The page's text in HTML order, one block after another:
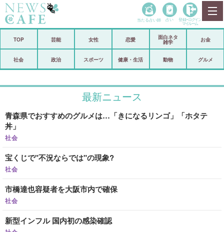
政治
スポーツ
恋愛 ビックリ
リリース
登録・ログイン/マイルーム
当たる占い師 占い 登録• ログイン
マイルーム
TOP 芸能 女性 恋愛
面白ネタ
雑学
お金
社会 政治 スポーツ 健康・生活 動物 グルメ
最新ニュース
青森県でおすすめのグルメは…「きになるリンゴ」「ホタテ
丼」
社会
宝くじで"不況ならでは"の現象?
社会
市橋達也容疑者を大阪市内で確保
社会
新型インフル 国内初の感染確認